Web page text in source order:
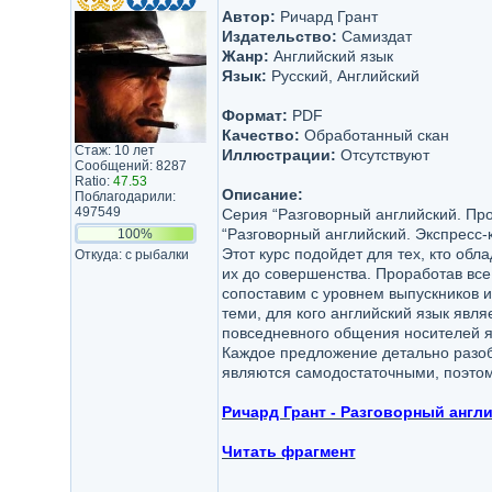
Стаж: 10 лет
Сообщений: 8287
Ratio: 47.53
Поблагодарили:
497549
100%
Откуда: с рыбалки
Автор: Ричард Грант
Издательство: Самиздат
Жанр: Английский язык
Язык: Русский, Английский
Формат: PDF
Качество: Обработанный скан
Иллюстрации: Отсутствуют
Описание:
Серия “Разговорный английский.
“Разговорный английский. Экспресс-
Этот курс подойдет для тех, кто
их до совершенства. Проработав
сопоставим с уровнем выпускников
теми, для кого английский язык
повседневного общения носителей
Каждое предложение детально
являются самодостаточными,
Ричард Грант - Разговорный
Читать фрагмент